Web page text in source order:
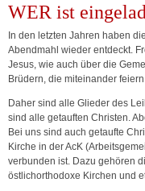
WER ist
In den letzten Jahren haben
Abendmahl wieder entdeckt.
Jesus, wie auch über die
Brüdern, die miteinander feiern.
Daher sind alle Glieder des
sind alle getauften Christen.
Bei uns sind auch getaufte
Kirche in der AcK
verbunden ist. Dazu gehören
östlichorthodoxe Kirchen und